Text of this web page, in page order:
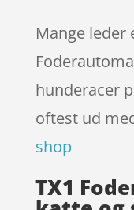
Mange leder
hunderacer
oftest ud
shop
TX1